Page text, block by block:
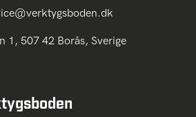
1, 507 42 Borås, Sverige